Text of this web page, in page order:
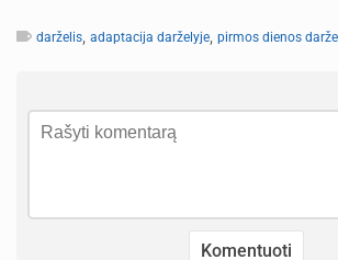
darželis, adaptacija darželyje, pirmos dienos